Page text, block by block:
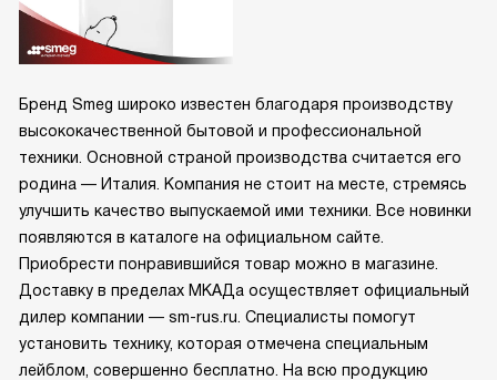
Бренд Smeg широко известен благодаря производству
высококачественной бытовой и профессиональной
техники. Основной страной производства считается его
родина — Италия. Компания не стоит на месте, стремясь
улучшить качество выпускаемой ими техники. Все новинки
появляются в каталоге на официальном сайте.
Приобрести понравившийся товар можно в магазине.
Доставку в пределах МКАДа осуществляет официальный
дилер компании — sm-rus.ru. Специалисты помогут
установить технику, которая отмечена специальным
лейблом, совершенно бесплатно. На всю продукцию